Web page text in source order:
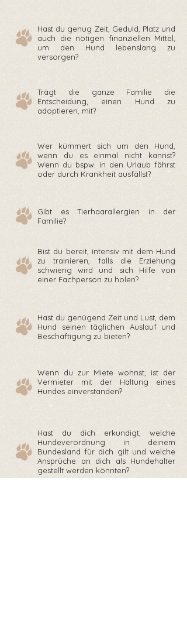
Hast du genug Zeit, Geduld, Platz und
auch die nötigen finanziellen Mittel,
um den Hund lebenslang zu
versorgen?
Trägt die ganze Familie die
Entscheidung, einen Hund zu
adoptieren, mit?
Wer kümmert sich um den Hund,
wenn du es einmal nicht kannst?
Wenn du bspw. in den Urlaub fährst
oder durch Krankheit ausfällst?
Gibt es Tierhaarallergien in der
Familie?
Bist du bereit, intensiv mit dem Hund
zu trainieren, falls die Erziehung
schwierig wird und sich Hilfe von
einer Fachperson zu holen?
Hast du genügend Zeit und Lust, dem
Hund seinen täglichen Auslauf und
Beschäftigung zu bieten?
Wenn du zur Miete wohnst, ist der
Vermieter mit der Haltung eines
Hundes einverstanden?
Hast du dich erkundigt, welche
Hundeverordnung in deinem
Bundesland für dich gilt und welche
Ansprüche an dich als Hundehalter
gestellt werden könnten?